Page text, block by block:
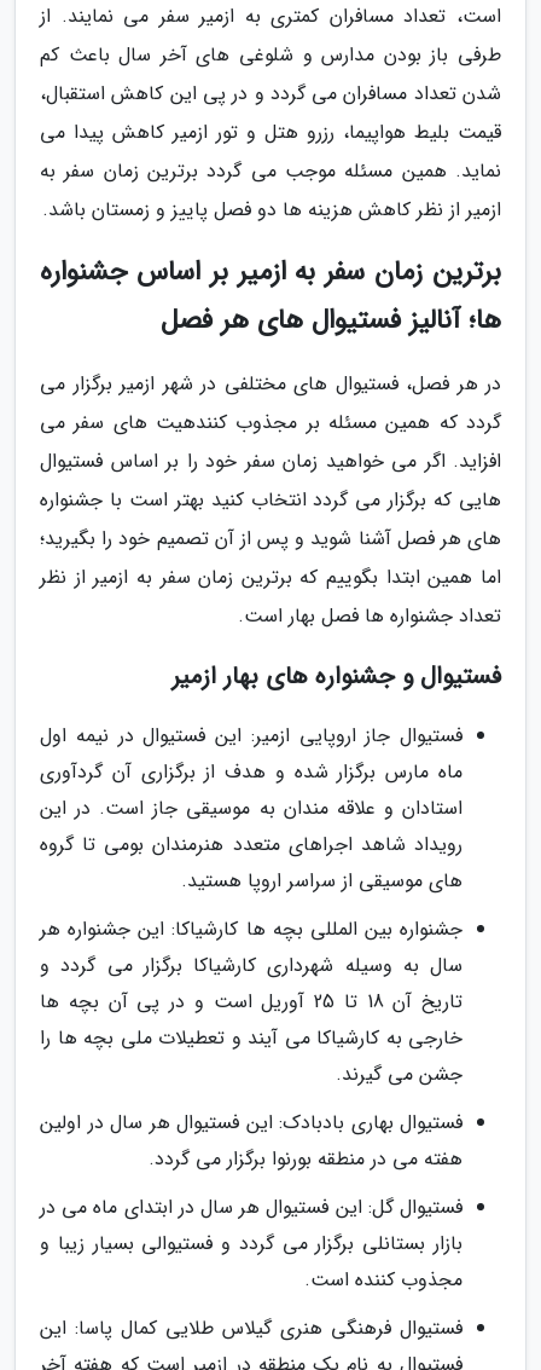
است، تعداد مسافران کمتری به ازمیر سفر می نمایند. از
طرفی باز بودن مدارس و شلوغی های آخر سال باعث کم
شدن تعداد مسافران می گردد و در پی این کاهش استقبال،
قیمت بلیط هواپیما، رزرو هتل و تور ازمیر کاهش پیدا می
نماید. همین مسئله موجب می گردد برترین زمان سفر به
ازمیر از نظر کاهش هزینه ها دو فصل پاییز و زمستان باشد.
برترین زمان سفر به ازمیر بر اساس جشنواره
ها؛ آنالیز فستیوال های هر فصل
در هر فصل، فستیوال های مختلفی در شهر ازمیر برگزار می
گردد که همین مسئله بر مجذوب کنندهیت های سفر می
افزاید. اگر می خواهید زمان سفر خود را بر اساس فستیوال
هایی که برگزار می گردد انتخاب کنید بهتر است با جشنواره
های هر فصل آشنا شوید و پس از آن تصمیم خود را بگیرید؛
اما همین ابتدا بگوییم که برترین زمان سفر به ازمیر از نظر
تعداد جشنواره ها فصل بهار است.
فستیوال و جشنواره های بهار ازمیر
فستیوال جاز اروپایی ازمیر: این فستیوال در نیمه اول
ماه مارس برگزار شده و هدف از برگزاری آن گردآوری
استادان و علاقه مندان به موسیقی جاز است. در این
رویداد شاهد اجراهای متعدد هنرمندان بومی تا گروه
های موسیقی از سراسر اروپا هستید.
جشنواره بین المللی بچه ها کارشیاکا: این جشنواره هر
سال به وسیله شهرداری کارشیاکا برگزار می گردد و
تاریخ آن 18 تا 25 آوریل است و در پی آن بچه ها
خارجی به کارشیاکا می آیند و تعطیلات ملی بچه ها را
جشن می گیرند.
فستیوال بهاری بادبادک: این فستیوال هر سال در اولین
هفته می در منطقه بورنوا برگزار می گردد.
فستیوال گل: این فستیوال هر سال در ابتدای ماه می در
بازار بستانلی برگزار می گردد و فستیوالی بسیار زیبا و
مجذوب کننده است.
فستیوال فرهنگی هنری گیلاس طلایی کمال پاسا: این